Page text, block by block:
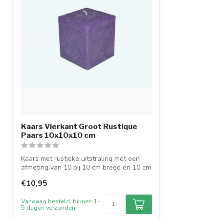
Kaars Vierkant Groot Rustique
Paars 10x10x10 cm
Kaars met rustieke uitstraling met een
afmeting van 10 bij 10 cm breed en 10 cm
€10,95
Vandaag besteld, binnen 1-
5 dagen verzonden!